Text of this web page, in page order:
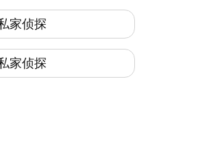
家侦探
家侦探